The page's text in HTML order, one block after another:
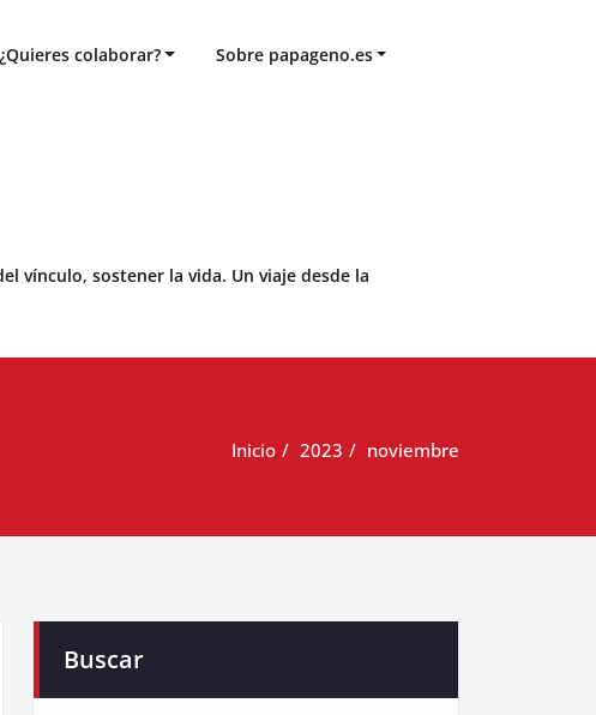
¿Quieres colaborar? Sobre papageno.es
vínculo, sostener la vida. Un viaje desde la
Inicio 2023 noviembre
Buscar